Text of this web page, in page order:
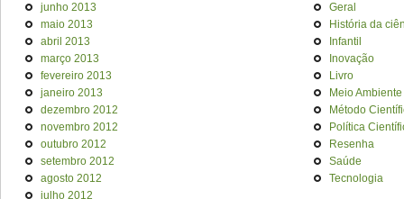
junho 2013
maio 2013
abril 2013
março 2013
fevereiro 2013
janeiro 2013
dezembro 2012
novembro 2012
outubro 2012
setembro 2012
agosto 2012
julho 2012
Geral
História da
Infantil
Inovação
Livro
Meio Ambiente
Método
Política
Resenha
Saúde
Tecnologia